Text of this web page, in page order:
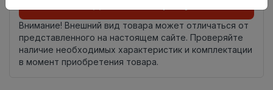
Внимание! Внешний вид товара может отличаться от
представленного на настоящем сайте. Проверяйте
наличие необходимых характеристик и комплектации
в момент приобретения товара.